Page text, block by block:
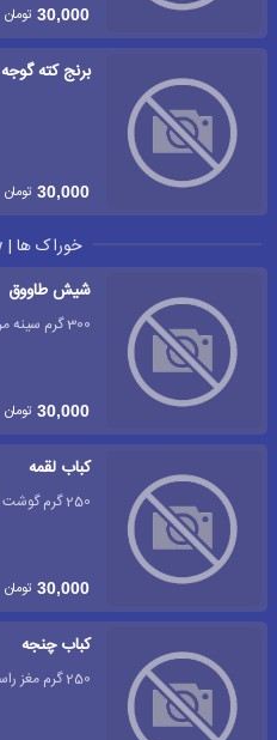
30,000 تومان
برنج کته گوجه
30,000 تومان
خوراک ها | Stew
شیش طاووق
300 گرم سینه مرغ مزه دار شده، تبوله دورچین
30,000 تومان
کباب لقمه
250 گرم گوشت گوسفندی، دورچین,حمص
30,000 تومان
کباب چنجه
250 گرم مغز راسته گوساله، دنبه,دورچین,حمص